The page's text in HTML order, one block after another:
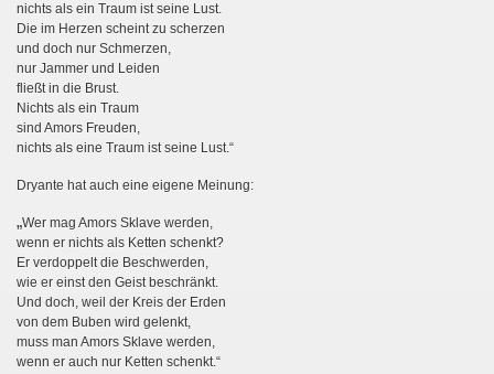
nichts als ein Traum ist seine Lust.
Die im Herzen scheint zu scherzen
und doch nur Schmerzen,
nur Jammer und Leiden
fließt in die Brust.
Nichts als ein Traum
sind Amors Freuden,
nichts als eine Traum ist seine Lust.“
Dryante hat auch eine eigene Meinung:
„Wer mag Amors Sklave werden,
wenn er nichts als Ketten schenkt?
Er verdoppelt die Beschwerden,
wie er einst den Geist beschränkt.
Und doch, weil der Kreis der Erden
von dem Buben wird gelenkt,
muss man Amors Sklave werden,
wenn er auch nur Ketten schenkt.“